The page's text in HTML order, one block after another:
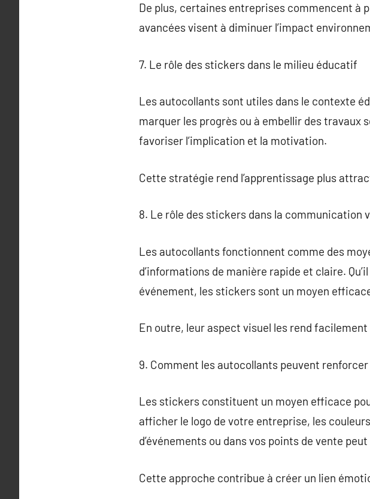
De plus, certaines entreprises commencent à
avancées visent à diminuer l’impact
7. Le rôle des stickers dans le milieu éducatif
Les autocollants sont utiles dans le contexte
marquer les progrès ou à embellir des
favoriser l’implication et la motivation.
Cette stratégie rend l’apprentissage plus
8. Le rôle des stickers dans la communication
Les autocollants fonctionnent comme des
d’informations de manière rapide et claire.
événement, les stickers sont un moyen
En outre, leur aspect visuel les rend
9. Comment les autocollants peuvent
Les stickers constituent un moyen efficace
afficher le logo de votre entreprise, les
d’événements ou dans vos points de vente
Cette approche contribue à créer un lien